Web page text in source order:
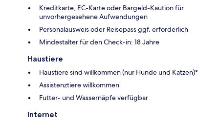
Kreditkarte, EC-Karte oder Bargeld-Kaution für
unvorhergesehene Aufwendungen
Personalausweis oder Reisepass ggf. erforderlich
Mindestalter für den Check-in: 18 Jahre
Haustiere
Haustiere sind willkommen (nur Hunde und Katzen)*
Assistenztiere willkommen
Futter- und Wassernäpfe verfügbar
Internet